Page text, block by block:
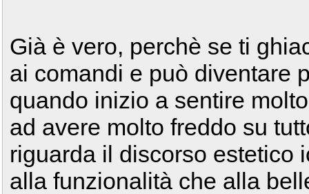
Già è vero, perchè se ti
ai comandi e può diventare
quando inizio a sentire
ad avere molto freddo su
riguarda il discorso estetico
alla funzionalità che alla